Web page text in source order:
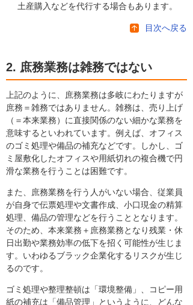
土産購入などを代行する場合もあります。
目次へ戻る
2. 庶務業務は雑務ではない
上記のように、庶務業務は多岐にわたりますが
庶務＝雑務ではありません。雑務は、売り上げ
（＝本来業務）に直接関係のない細かな業務を
意味するといわれています。例えば、オフィス
のゴミ処理や備品の補充などです。しかし、ゴ
ミ屋敷化したオフィスや用紙切れの複合機で円
滑な業務を行うことは困難です。
また、庶務業務を行う人がいない場合、従業員
が自身で伝票処理や文書作成、小口現金の精算
処理、備品の管理などを行うこととなります。
そのため、本来業務＋庶務業務となり残業・休
日出勤や業務効率の低下を招く可能性が生じま
す。いわゆるブラック企業化するリスクが生じ
るのです。
ゴミ処理や整理整頓は「環境整備」、コピー用
紙の補充は「備品管理」というように、どんな